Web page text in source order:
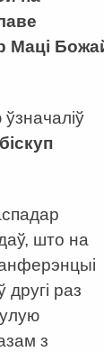
Маці
што на
другі раз
з